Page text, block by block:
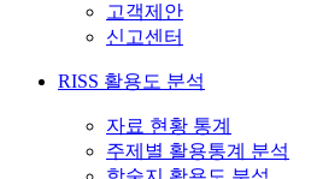
고객제안
신고센터
RISS 활용도 분석
자료 현황 통계
주제별 활용통계 분석